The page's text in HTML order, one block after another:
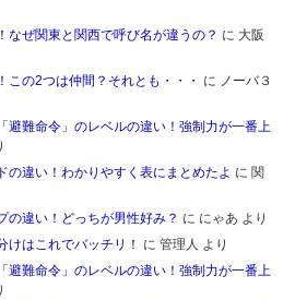
なぜ関東と関西で呼び名が違うの？ に 大阪
この2つは仲間？それとも・・・
に ノーバ３
避難命令」のレベルの違い！強制力が一番上
の違い！わかりやすく表にまとめたよ に 関
の違い！どっちが男性好み？ に にゃあ より
けはこれでバッチリ！
に管理人 より
避難命令」のレベルの違い！強制力が一番上